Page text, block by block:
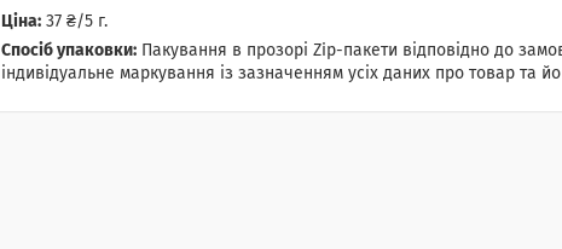
Ціна: 37 ₴/5 г.
Спосіб упаковки: Пакування в прозорі Zip-пакети відповідно до
індивідуальне маркування із зазначенням усіх даних про товар та